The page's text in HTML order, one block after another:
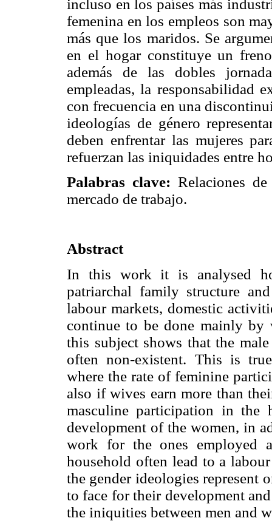
incluso en los países más
femenina en los empleos son
más que los maridos. Se
en el hogar constituye un
además de las dobles
empleadas, la responsabilidad
con frecuencia en una
ideologías de género
deben enfrentar las mujeres
refuerzan las iniquidades entre
Palabras clave: Relaciones
mercado de trabajo.
Abstract
In this work it is analysed
patriarchal family structure
labour markets, domestic
continue to be done mainly by
this subject shows that the
often non-existent. This is
where the rate of feminine
also if wives earn more than
masculine participation in the
development of the women, in
work for the ones employed
household often lead to a
the gender ideologies represent
to face for their development
the iniquities between men and